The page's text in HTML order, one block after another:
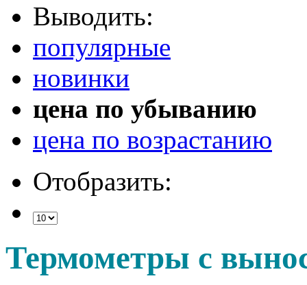
Выводить:
популярные
новинки
цена по убыванию
цена по возрастанию
Отобразить:
Термометры с